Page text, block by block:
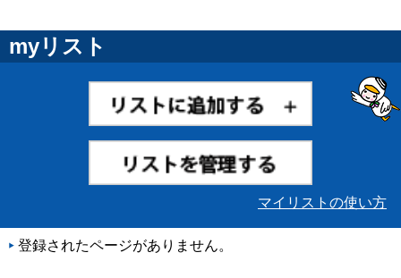
myリスト
マイリストの使い方
登録されたページがありません。